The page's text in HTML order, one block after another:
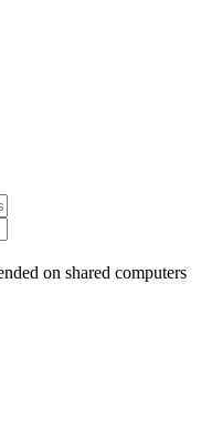
on shared computers